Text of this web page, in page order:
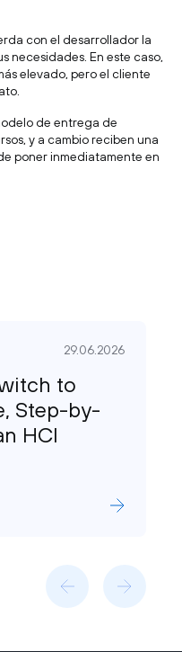
con el desarrollador la
necesidades. En este caso,
elevado, pero el cliente
de entrega de
y a cambio reciben una
poner inmediatamente en
29.06.2026
to
Step-by-
HCI